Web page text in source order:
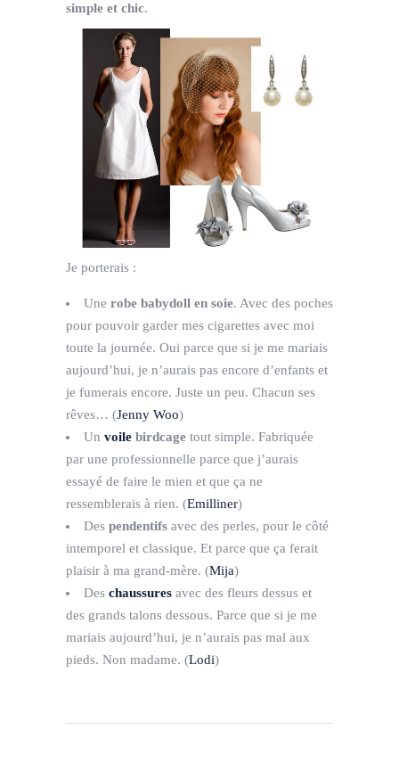
simple et chic.
Je porterais :
Une robe babydoll en soie. Avec des poches
pour pouvoir garder mes cigarettes avec moi
toute la journée. Oui parce que si je me mariais
aujourd’hui, je n’aurais pas encore d’enfants et
je fumerais encore. Juste un peu. Chacun ses
rêves… (Jenny Woo)
Un voile birdcage tout simple. Fabriquée
par une professionnelle parce que j’aurais
essayé de faire le mien et que ça ne
ressemblerais à rien. (Emilliner)
Des pendentifs avec des perles, pour le côté
intemporel et classique. Et parce que ça ferait
plaisir à ma grand-mère. (Mija)
Des chaussures avec des fleurs dessus et
des grands talons dessous. Parce que si je me
mariais aujourd’hui, je n’aurais pas mal aux
pieds. Non madame. (Lodi)